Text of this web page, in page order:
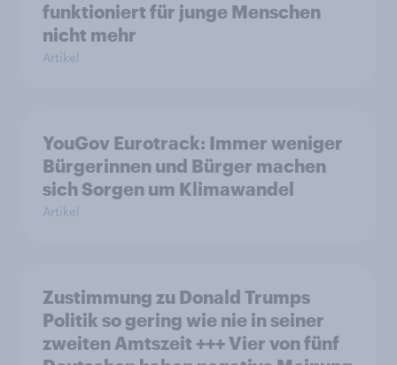
funktioniert für junge Menschen
nicht mehr
Artikel
YouGov Eurotrack: Immer weniger
Bürgerinnen und Bürger machen
sich Sorgen um Klimawandel
Artikel
Zustimmung zu Donald Trumps
Politik so gering wie nie in seiner
zweiten Amtszeit +++ Vier von fünf